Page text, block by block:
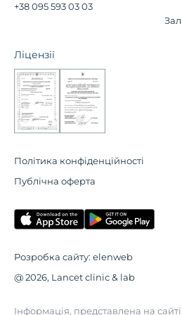
+38 095 593 03 03
Ліцензії
Політика конфіденційності
Публічна оферта
Розробка сайту: elenweb
@ 2026, Lancet clinic & lab
Інформація, представлена на